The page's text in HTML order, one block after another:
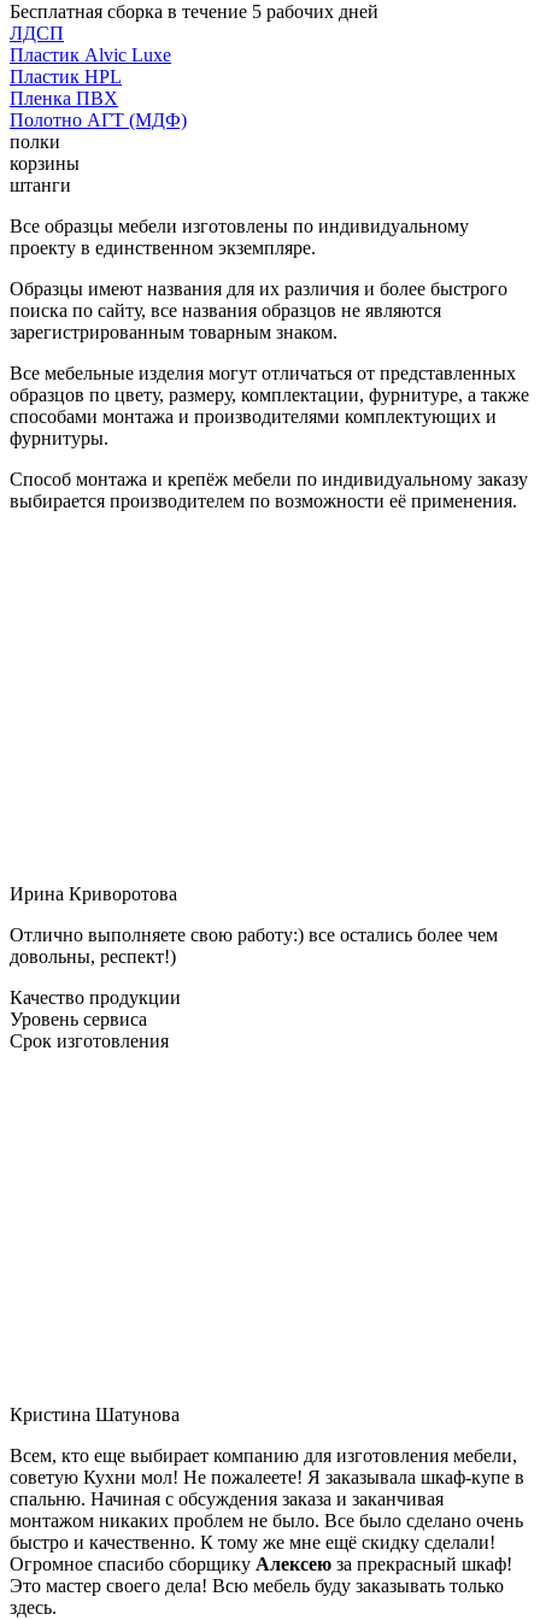
Бесплатная сборка в течение 5 рабочих дней
ЛДСП
Пластик Alvic Luxe
Пластик HPL
Пленка ПВХ
Полотно АГТ (МДФ)
полки
корзины
штанги
Все образцы мебели изготовлены по индивидуальному
проекту в единственном экземпляре.
Образцы имеют названия для их различия и более быстрого
поиска по сайту, все названия образцов не являются
зарегистрированным товарным знаком.
Все мебельные изделия могут отличаться от представленных
образцов по цвету, размеру, комплектации, фурнитуре, а также
способами монтажа и производителями комплектующих и
фурнитуры.
Способ монтажа и крепёж мебели по индивидуальному заказу
выбирается производителем по возможности её применения.
Ирина Криворотова
Отлично выполняете свою работу:) все остались более чем
довольны, респект!)
Качество продукции
Уровень сервиса
Срок изготовления
Кристина Шатунова
Всем, кто еще выбирает компанию для изготовления мебели,
советую Кухни мол! Не пожалеете! Я заказывала шкаф-купе в
спальню. Начиная с обсуждения заказа и заканчивая
монтажом никаких проблем не было. Все было сделано очень
быстро и качественно. К тому же мне ещё скидку сделали!
Огромное спасибо сборщику Алексею за прекрасный шкаф!
Это мастер своего дела! Всю мебель буду заказывать только
здесь.